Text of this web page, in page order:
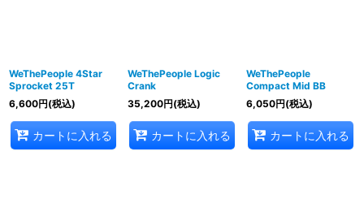
WeThePeople 4Star
Sprocket 25T
6,600円(税込)
カートに入れる
WeThePeople Logic
Crank
35,200円(税込)
カートに入れる
WeThePeople
Compact Mid BB
6,050円(税込)
カートに入れる